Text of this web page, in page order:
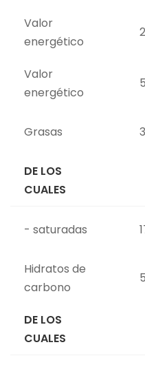
Valor
energético
Valor
energético
Grasas
DE LOS
CUALES
- saturadas
Hidratos de
carbono
DE LOS
CUALES